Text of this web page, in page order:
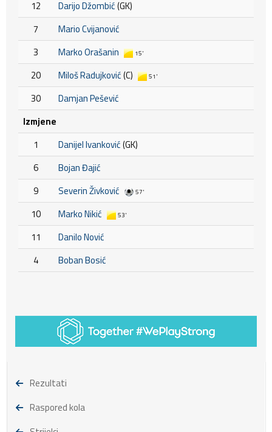
12 Darijo Džombić(GK)
7
Mario Cvijanović
3
Marko Orašanin 15'
20 Miloš Radujković(C) 51'
30
Damjan Pešević
Izmjene
1
Danijel Ivanković(GK)
6
Bojan Đajić
9
Severin Živković 57'
10 Marko Nikić 53'
11
Danilo Nović
4
Boban Bosić
Rezultati
Raspored kola